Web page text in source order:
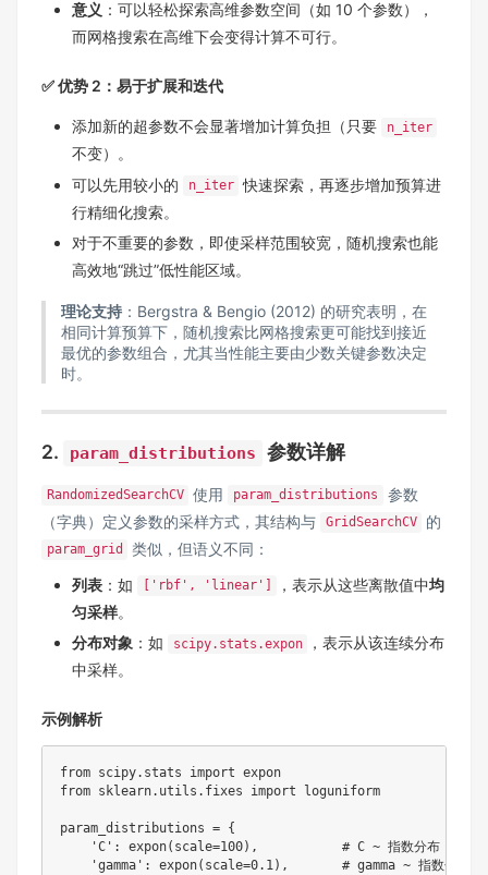
意义 ：可以轻松探索高维参数空间（如 10 个参数），
而网格搜索在高维下会变得计算不可行。
✅ 优势 2：易于扩展和迭代
添加新的超参数不会显著增加计算负担（只要 n_iter
不变）。
可以先用较小的
n_iter 快速探索，再逐步增加预算进
行精细化搜索。
对于不重要的参数，即使采样范围较宽，随机搜索也能
高效地“跳过”低性能区域。
理论支持：Bergstra & Bengio (2012) 的研究表明，在
相同计算预算下，随机搜索比网格搜索更可能找到接近
最优的参数组合，尤其当性能主要由少数关键参数决定
时。
2. param_distributions 参数详解
RandomizedSearchCV 使用 param_distributions
参数
（字典）定义参数的采样方式，其结构与
GridSearchCV 的
param_grid
类似，但语义不同：
列表 ：如 ['rbf', 'linear'] ，表示从这些离散值中均
匀采样。
分布对象 ：如 scipy.stats.expon
，表示从该连续分布
中采样。
示例解析
from scipy. stats import
from sklearn. utils . fixes import loguniform
param_distributions = {
'C' : expon( scale=100) ,
# C ~ 指数分布，
'gamma' : expon( scale=0.1) ,
# gamma ~ 指数分布